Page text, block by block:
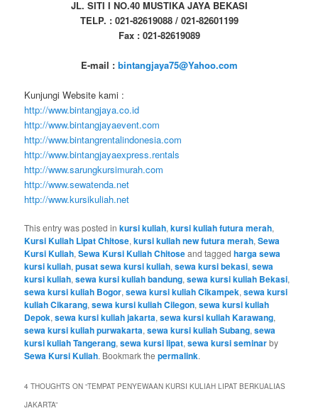
JL. SITI I NO.40 MUSTIKA JAYA BEKASI
TELP. : 021-82619088 / 021-82601199
Fax : 021-82619089
E-mail : bintangjaya75@Yahoo.com
Kunjungi Website kami :
http://www.bintangjaya.co.id
http://www.bintangjayaevent.com
http://www.bintangrentalindonesia.com
http://www.bintangjayaexpress.rentals
http://www.sarungkursimurah.com
http://www.sewatenda.net
http://www.kursikuliah.net
This entry was posted inkursi kuliah,kursi kuliah futura merah,
Kursi Kuliah Lipat Chitose,kursi kuliah new futura merah,Sewa
Kursi Kuliah,Sewa Kursi Kuliah Chitoseand taggedharga sewa
kursi kuliah,pusat sewa kursi kuliah,sewa kursi bekasi,sewa
kursi kuliah,sewa kursi kuliah bandung,sewa kursi kuliah Bekasi,
sewa kursi kuliah Bogor,sewa kursi kuliah Cikampek,sewa kursi
kuliah Cikarang,sewa kursi kuliah Cilegon,sewa kursi kuliah
Depok,sewa kursi kuliah jakarta,sewa kursi kuliah Karawang,
sewa kursi kuliah purwakarta,sewa kursi kuliah Subang,sewa
kursi kuliah Tangerang,sewa kursi lipat,sewa kursi seminarby
Sewa Kursi Kuliah. Bookmark thepermalink.
4 THOUGHTS ON “TEMPAT PENYEWAAN KURSI KULIAH LIPAT BERKUALIAS
JAKARTA”